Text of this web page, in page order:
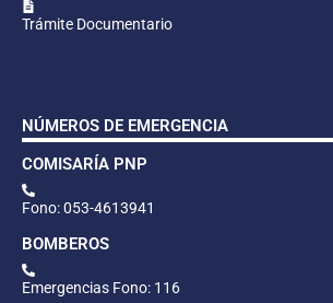
Trámite Documentario
NÚMEROS DE EMERGENCIA
COMISARÍA PNP
Fono: 053-4613941
BOMBEROS
Emergencias Fono: 116